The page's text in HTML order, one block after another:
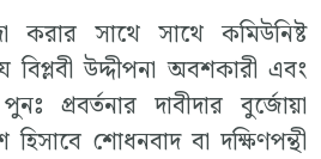
করার সাথে সাথে কমিউনিষ্ট
বিপ্লবী উদ্দীপনা অবশকারী এবং
প্রবর্তনার দাবীদার বুর্জোয়া
হিসাবে শোধনবাদ বা দক্ষিণপন্থী